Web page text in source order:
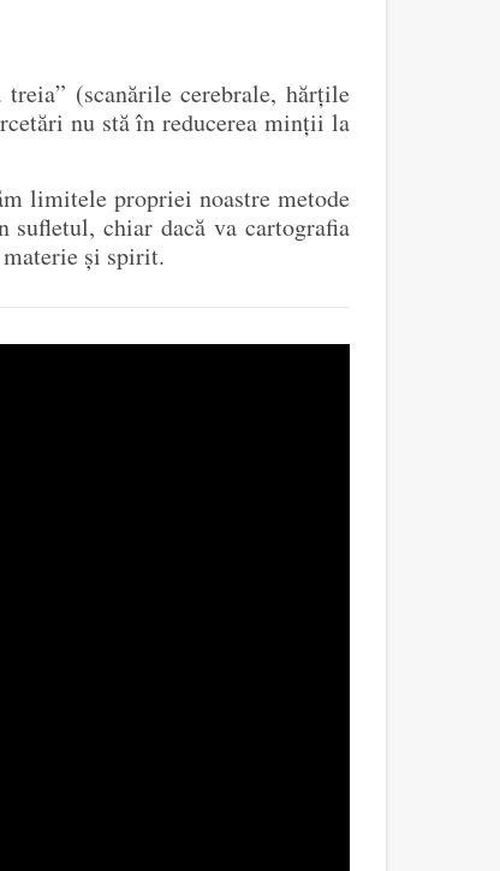
(scanările cerebrale, hărțile
nu stă în reducerea minții la
limitele propriei noastre metode
sufletul, chiar dacă va cartografia
materie și spirit.